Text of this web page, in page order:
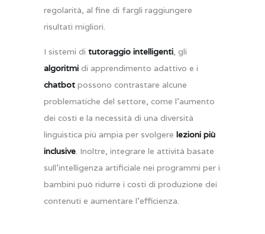
regolarità, al fine di fargli raggiungere
risultati migliori.
I sistemi di tutoraggio intelligenti, gli
algoritmi di apprendimento adattivo e i
chatbot possono contrastare alcune
problematiche del settore, come l’aumento
dei costi e la necessità di una diversità
linguistica più ampia per svolgere lezioni più
inclusive. Inoltre, integrare le attività basate
sull’intelligenza artificiale nei programmi per i
bambini può ridurre i costi di produzione dei
contenuti e aumentare l’efficienza.